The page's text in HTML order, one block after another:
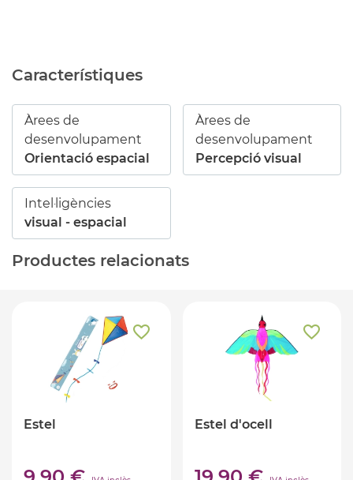
Característiques
Àrees de
desenvolupament
Orientació espacial
Àrees de
desenvolupament
Percepció visual
Intel·ligències
visual - espacial
Productes relacionats
Estel Estel d'ocell